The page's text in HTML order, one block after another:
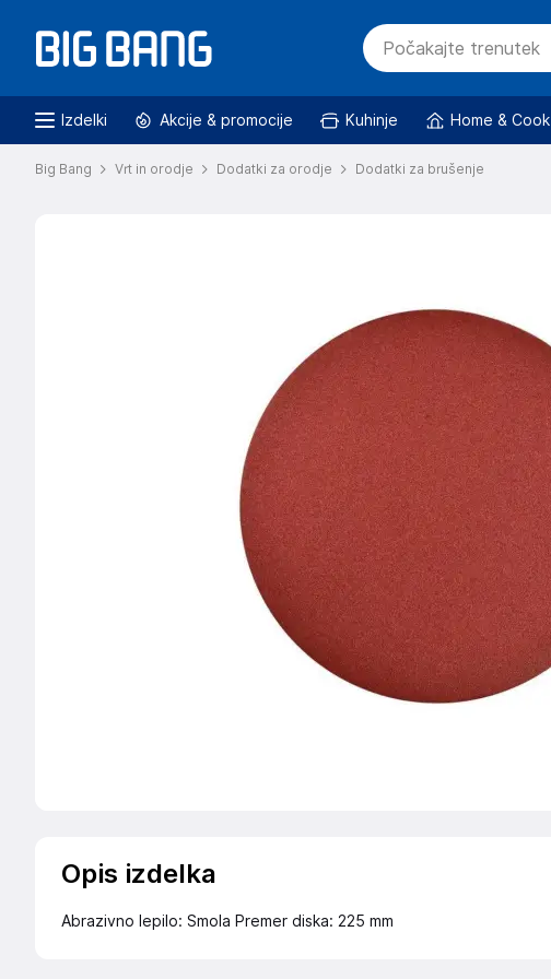
Izdelki Akcije & promocije Kuhinje Home & Cook
Big Bang Vrt in orodje Dodatki za orodje Dodatki za brušenje
Opis izdelka
Abrazivno lepilo: Smola Premer diska: 225 mm